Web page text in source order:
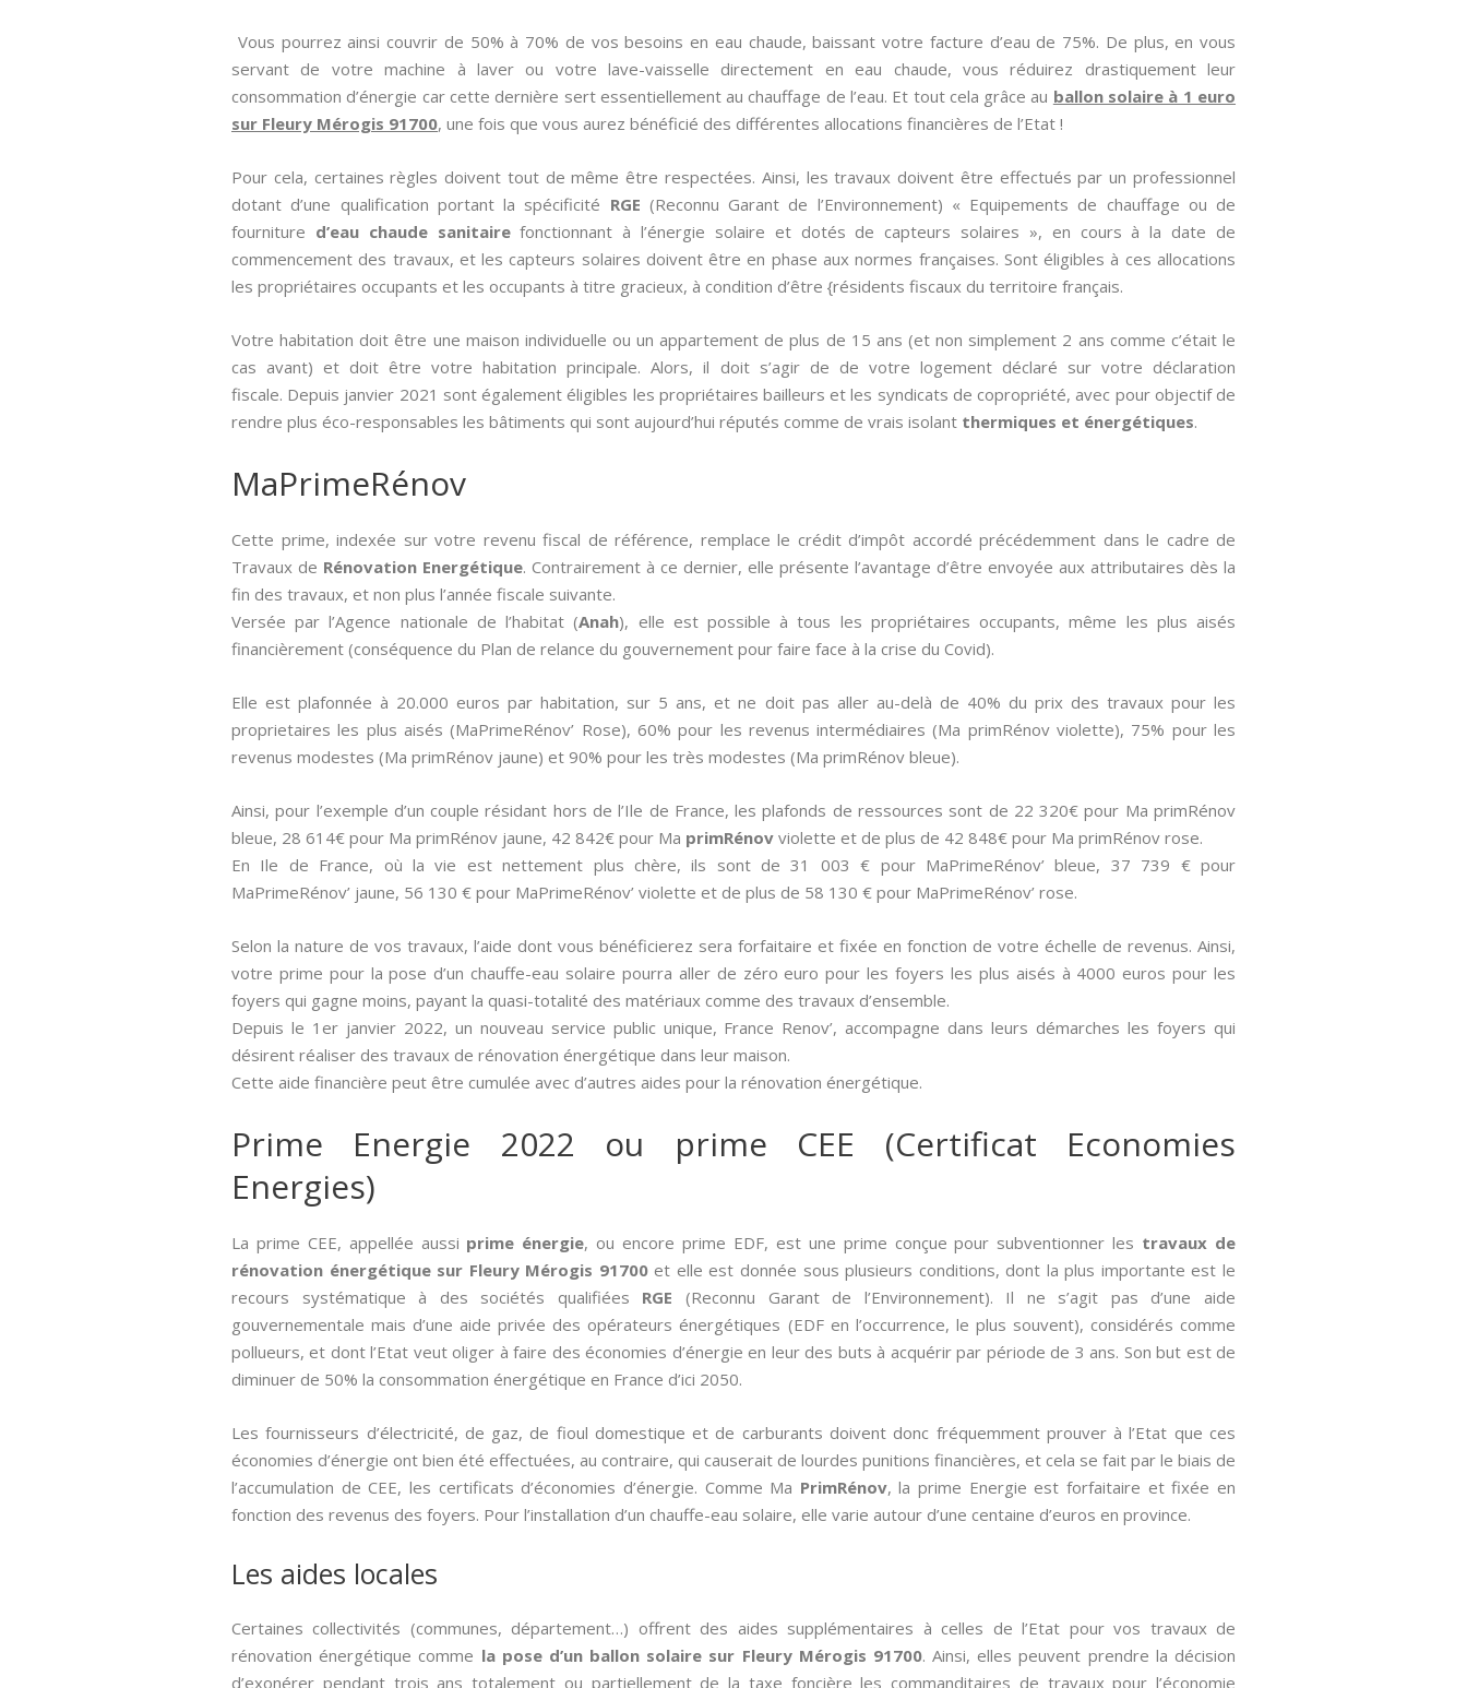
Vous pourrez ainsi couvrir de 50% à 70% de vos besoins en eau chaude, baissant votre facture d’eau de 75%. De plus, en vous
servant de votre machine à laver ou votre lave-vaisselle directement en eau chaude, vous réduirez drastiquement leur
consommation d’énergie car cette dernière sert essentiellement au chauffage de l’eau. Et tout cela grâce au ballon solaire à 1 euro
sur Fleury Mérogis 91700, une fois que vous aurez bénéficié des différentes allocations financières de l’Etat !
Pour cela, certaines règles doivent tout de même être respectées. Ainsi, les travaux doivent être effectués par un professionnel
dotant d’une qualification portant la spécificité RGE (Reconnu Garant de l’Environnement) « Equipements de chauffage ou de
fourniture d’eau chaude sanitairefonctionnant à l’énergie solaire et dotés de capteurs solaires », en cours à la date de
commencement des travaux, et les capteurs solaires doivent être en phase aux normes françaises. Sont éligibles à ces allocations
les propriétaires occupants et les occupants à titre gracieux, à condition d’être {résidents fiscaux du territoire français.
Votre habitation doit être une maison individuelle ou un appartement de plus de 15 ans (et non simplement 2 ans comme c’était le
cas avant) et doit être votre habitation principale. Alors, il doit s’agir de de votre logement déclaré sur votre déclaration
fiscale. Depuis janvier 2021 sont également éligibles les propriétaires bailleurs et les syndicats de copropriété, avec pour objectif de
rendre plus éco-responsables les bâtiments qui sont aujourd’hui réputés comme de vrais isolant thermiques et énergétiques.
MaPrimeRénov
Cette prime, indexée sur votre revenu fiscal de référence, remplace le crédit d’impôt accordé précédemment dans le cadre de
Travaux de Rénovation Energétique. Contrairement à ce dernier, elle présente l’avantage d’être envoyée aux attributaires dès la
fin des travaux, et non plus l’année fiscale suivante.
Versée par l’Agence nationale de l’habitat (Anah), elle est possible à tous les propriétaires occupants, même les plus aisés
financièrement (conséquence du Plan de relance du gouvernement pour faire face à la crise du Covid).
Elle est plafonnée à 20.000 euros par habitation, sur 5 ans, et ne doit pas aller au-delà de 40% du prix des travaux pour les
proprietaires les plus aisés (MaPrimeRénov’ Rose), 60% pour les revenus intermédiaires (Ma primRénov violette), 75% pour les
revenus modestes (Ma primRénov jaune) et 90% pour les très modestes (Ma primRénov bleue).
Ainsi, pour l’exemple d’un couple résidant hors de l’Ile de France, les plafonds de ressources sont de 22 320€ pour Ma primRénov
bleue, 28 614€ pour Ma primRénov jaune, 42 842€ pour Ma primRénov violette et de plus de 42 848€ pour Ma primRénov rose.
En Ile de France, où la vie est nettement plus chère, ils sont de 31 003 € pour MaPrimeRénov’ bleue, 37 739 € pour
MaPrimeRénov’ jaune, 56 130 € pour MaPrimeRénov’ violette et de plus de 58 130 € pour MaPrimeRénov’ rose.
Selon la nature de vos travaux, l’aide dont vous bénéficierez sera forfaitaire et fixée en fonction de votre échelle de revenus. Ainsi,
votre prime pour la pose d’un chauffe-eau solaire pourra aller de zéro euro pour les foyers les plus aisés à 4000 euros pour les
foyers qui gagne moins, payant la quasi-totalité des matériaux comme des travaux d’ensemble.
Depuis le 1er janvier 2022, un nouveau service public unique, France Renov’, accompagne dans leurs démarches les foyers qui
désirent réaliser des travaux de rénovation énergétique dans leur maison.
Cette aide financière peut être cumulée avec d’autres aides pour la rénovation énergétique.
Prime Energie 2022 ou prime CEE (Certificat Economies
Energies)
La prime CEE, appellée aussi­ prime énergie, ou encore prime EDF, est une prime conçue pour subventionner les travaux de
rénovation énergétique sur Fleury Mérogis 91700et elle est donnée sous plusieurs conditions, dont la plus importante est le
recours systématique à des sociétés qualifiées RGE (Reconnu Garant de l’Environnement). Il ne s’agit pas d’une aide
gouvernementale mais d’une aide privée des opérateurs énergétiques (EDF en l’occurrence, le plus souvent), considérés comme
pollueurs, et dont l’Etat veut oliger à faire des économies d’énergie en leur des buts à acquérir par période de 3 ans. Son but est de
diminuer de 50% la consommation énergétique en France d’ici 2050.
Les fournisseurs d’électricité, de gaz, de fioul domestique et de carburants doivent donc fréquemment prouver à l’Etat que ces
économies d’énergie ont bien été effectuées, au contraire, qui causerait de lourdes punitions financières, et cela se fait par le biais de
l’accumulation de CEE, les certificats d’économies d’énergie. Comme Ma PrimRénov, la prime Energie est forfaitaire et fixée en
fonction des revenus des foyers. Pour l’installation d’un chauffe-eau solaire, elle varie autour d’une centaine d’euros en province.
Les aides locales
Certaines collectivités (communes, département…) offrent des aides supplémentaires à celles de l’Etat pour vos travaux de
rénovation énergétique comme la pose d’un ballon solaire sur Fleury Mérogis 91700. Ainsi, elles peuvent prendre la décision
d’exonérer pendant trois ans totalement ou partiellement de la taxe foncière les commanditaires de travaux pour l’économie